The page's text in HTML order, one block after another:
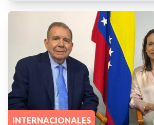
INTERNACIONALES